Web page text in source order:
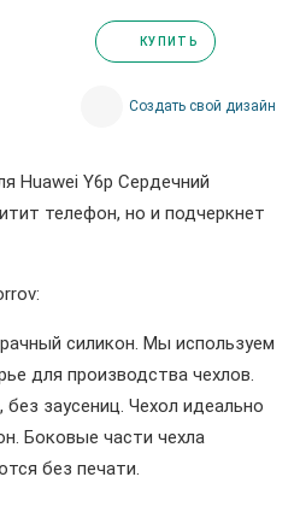
КУПИТЬ
Создать свой дизайн
Huawei Y6p Сердечний
телефон, но и подчеркнет
силикон. Мы используем
для производства чехлов.
заусениц. Чехол идеально
Боковые части чехла
без печати.